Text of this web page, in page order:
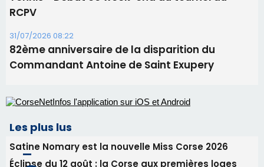
31/07/2026 08:22
82ème anniversaire de la disparition du
Commandant Antoine de Saint Exupery
Les plus lus
Éclipse du 12 août : la Corse aux premières loges
d'un spectacle qui ne reviendra pas avant 2081